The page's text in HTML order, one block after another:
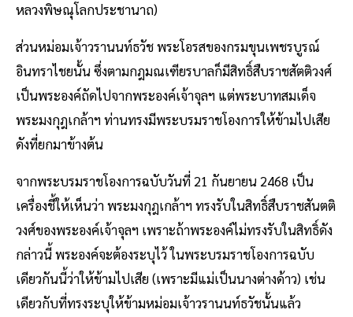
หลวงพิษณุโลกประชานาถ)
ส่วนหม่อมเจ้าวรานนท์ธวัช พระโอรสของกรมขุนเพชรบูรณ์
อินทราไชยนั้น ซึ่งตามกฎมณเฑียรบาลก็มีสิทธิ์สืบราชสัตติวงศ์
เป็นพระองค์ถัดไปจากพระองค์เจ้าจุลฯ แต่พระบาทสมเด็จ
พระมงกุฎเกล้าฯ ท่านทรงมีพระบรมราชโองการให้ข้ามไปเสีย
ดังที่ยกมาข้างต้น
จากพระบรมราชโองการฉบับวันที่ 21 กันยายน 2468 เป็น
เครื่องชี้ให้เห็นว่า พระมงกุฎเกล้าฯ ทรงรับในสิทธิ์สืบราชสันตติ
วงศ์ของพระองค์เจ้าจุลฯ เพราะถ้าพระองค์ไม่ทรงรับในสิทธิ์ดัง
กล่าวนี้ พระองค์จะต้องระบุไว้ ในพระบรมราชโองการฉบับ
เดียวกันนี้ว่าให้ข้ามไปเสีย (เพราะมีแม่เป็นนางต่างด้าว) เช่น
เดียวกับที่ทรงระบุให้ข้ามหม่อมเจ้าวรานนท์ธวัชนั้นแล้ว